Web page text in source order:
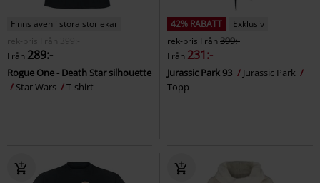
Finns även i stora storlekar
rek-pris
Från
399:-
Från 289:-
Rogue One - Death Star silhouette
Star Wars
T-shirt
42% RABATT
Exklusiv
rek-pris Från399:-
Från 231:-
Jurassic Park 93
Jurassic Park
Topp